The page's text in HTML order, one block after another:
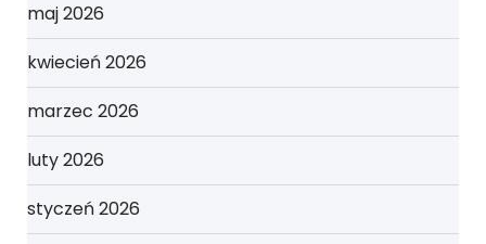
maj 2026
kwiecień 2026
marzec 2026
luty 2026
styczeń 2026